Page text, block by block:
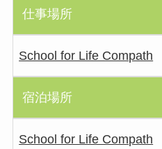
仕事場所
School for Life Compath
宿泊場所
School for Life Compath